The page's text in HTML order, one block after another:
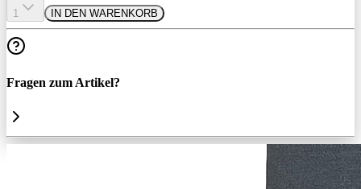
1 IN DEN WARENKORB
Fragen zum Artikel?